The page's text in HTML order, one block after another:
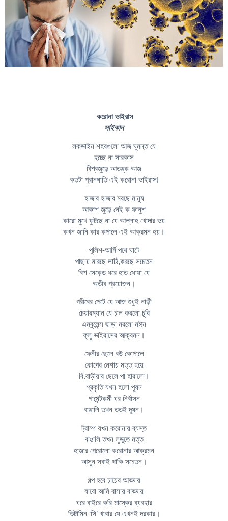
করোনা ভাইরাস
সাইকান
লকডাইন শহরগুলো আজ ঘুমন্ত যে
হচ্ছে না সারকাস
বিশ্বজুড়ে আতঙ্ক আজ
কতটা প্রানঘাতি এই করোনা ভাইরাস!
হাজার হাজার মরছে মানুষ
আকাশ জুড়ে নেই ক ফানুশ
কারো মুখে ফুটছে না যে আল্লাহ খোদার ভয়
কখন জানি কার কপালে এই আক্রমন হয়।
পুলিশ-আর্মি পথে ঘাটে
পাছায় মারছে লাঠি,করছে সচেতন
বিশ সেকেন্ড ধরে হাত ধোয়া যে
অতীব প্রয়োজন।
গরীবের পেটে যে আজ শুধুই নাড়ী
চেয়ারম্যান যে চাল করলো চুরি
এম্বুলেন্স ছাড়া মরলো মঈন
ফ্লু ভাইরাসের আক্রমন।
ফেনীর ছেলে বউ কোপালে
কোপের নেশায় মত্ত হয়ে
বি.বাড়ীয়ার ছেলে পা হারালো।
প্রকৃতি যখন হলো পূষন
গার্মেন্টকর্মী ঘর নির্বাসন
বাঙালি তখন ততই দূষন।
ট্রাম্প যখন করোনায় ব্যস্ত
বাঙালি তখন লুডুতে মত্ত
হাজার পেরোলো করোনার আক্রমন
আসুন সবাই থাকি সচেতন।
গল্প হবে চায়ের আড্ডায়
যাবো আমি বাসায় বাড্ডায়
ঘরে বাইরে করি মাস্কের ব্যবহার
ভিটামিন ‘সি’ খাবার যে এখনই দরকার।